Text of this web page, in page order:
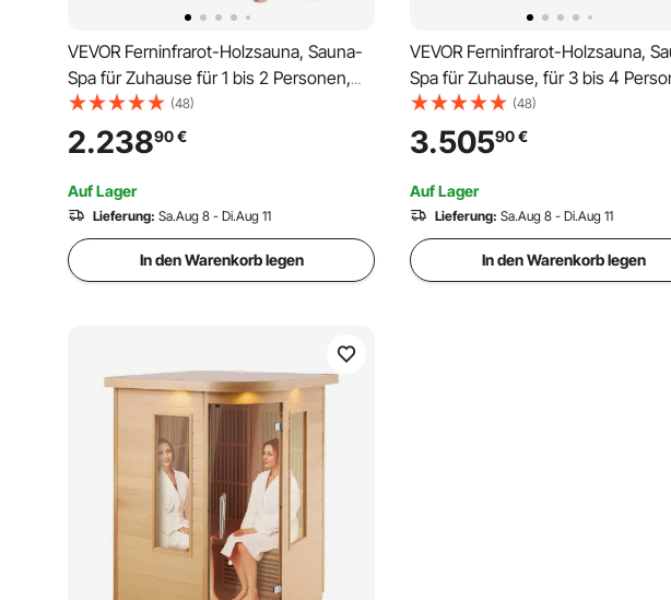
VEVOR Ferninfrarot-Holzsauna, Sauna-
Spa für Zuhause für 1 bis 2 Personen,
Niedrige EMF-Ferninfrarot-Sauna aus
Hemlockholz mit gehärteter Glastür &
mehrfarbiger Lampe & Bluetooth-
Lautsprecher & Farblichttherapie,
(48)
2.23890€
Auf Lager
Lieferung: Sa.Aug 8 - Di.Aug 11
In den Warenkorb legen
VEVOR Ferninfrarot-Holzsauna,
Spa für Zuhause, für 3 bis 4
Niedrige EMF-Ferninfrarot-Sauna
Hemlockholz mit gehärteter Glastür
Bluetooth-Lautsprechern &
Farblichttherapie, 2580 W
(48)
3.50590€
Auf Lager
Lieferung: Sa.Aug 8 - Di.Aug 11
In den Warenkorb legen